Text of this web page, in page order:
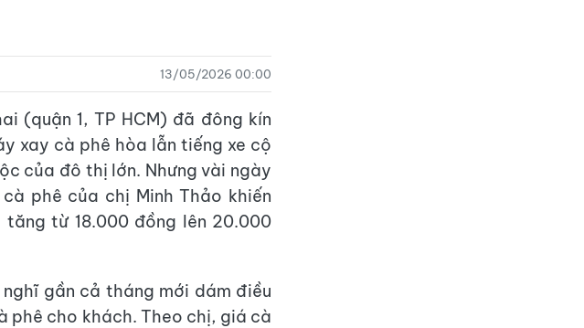
13/05/2026 00:00
(quận 1, TP HCM) đã đông kín
xay cà phê hòa lẫn tiếng xe cộ
của đô thị lớn. Nhưng vài ngày
phê của chị Minh Thảo khiến
từ 18.000 đồng lên 20.000
gần cả tháng mới dám điều
phê cho khách. Theo chị, giá cà